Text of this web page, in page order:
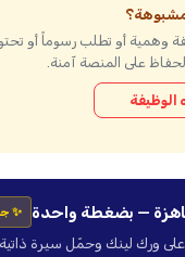
وهمية أو تطلب رسوماً أو
على المنصة آمنة.
الوظيفة
— بضغطة واحدة ✨
ورك لينك وحمّل سيرة ذاتية